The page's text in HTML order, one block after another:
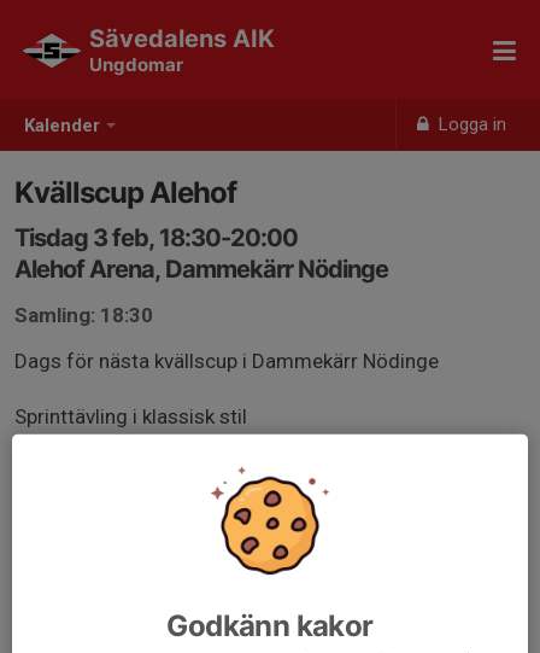
Kalender Logga in
Sävedalens AIK
Ungdomar
Kvällscup Alehof
Tisdag 3 feb, 18:30-20:00
Alehof Arena, Dammekärr Nödinge
Samling: 18:30
Dags för nästa kvällscup i Dammekärr Nödinge
Sprinttävling i klassisk stil
Sista anmälan: lördag 31/1 kl 20.00
Mer information i länken nedan:
ta.skidor.com/EventFiles/2243ca52-7703-45ec-9809-
Godkänn kakor